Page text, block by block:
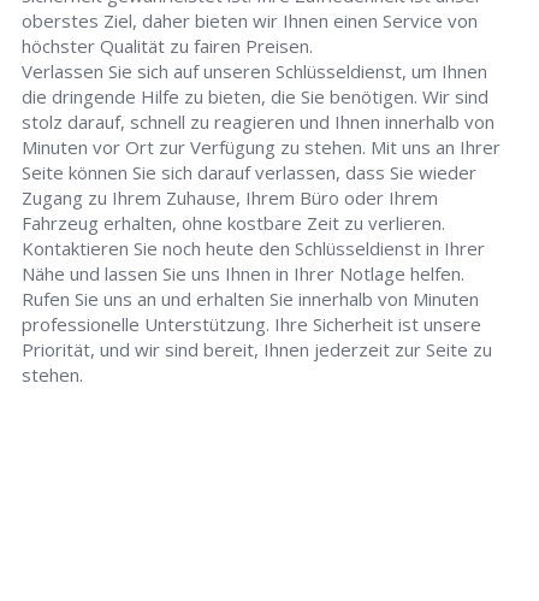
oberstes Ziel, daher bieten wir Ihnen einen Service von
höchster Qualität zu fairen Preisen.
Verlassen Sie sich auf unseren Schlüsseldienst, um Ihnen
die dringende Hilfe zu bieten, die Sie benötigen. Wir sind
stolz darauf, schnell zu reagieren und Ihnen innerhalb von
Minuten vor Ort zur Verfügung zu stehen. Mit uns an Ihrer
Seite können Sie sich darauf verlassen, dass Sie wieder
Zugang zu Ihrem Zuhause, Ihrem Büro oder Ihrem
Fahrzeug erhalten, ohne kostbare Zeit zu verlieren.
Kontaktieren Sie noch heute den Schlüsseldienst in Ihrer
Nähe und lassen Sie uns Ihnen in Ihrer Notlage helfen.
Rufen Sie uns an und erhalten Sie innerhalb von Minuten
professionelle Unterstützung. Ihre Sicherheit ist unsere
Priorität, und wir sind bereit, Ihnen jederzeit zur Seite zu
stehen.